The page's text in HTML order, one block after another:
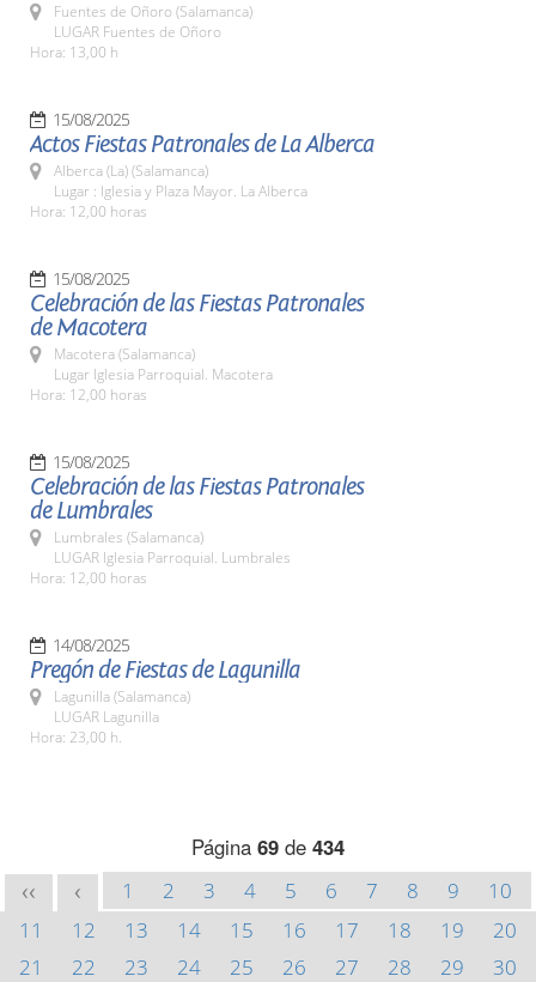
Fuentes de Oñoro (Salamanca)
LUGAR Fuentes de Oñoro
Hora: 13,00 h
15/08/2025
Actos Fiestas Patronales de La Alberca
Alberca (La) (Salamanca)
Lugar : Iglesia y Plaza Mayor. La Alberca
Hora: 12,00 horas
15/08/2025
Celebración de las Fiestas Patronales
de Macotera
Macotera (Salamanca)
Lugar Iglesia Parroquial. Macotera
Hora: 12,00 horas
15/08/2025
Celebración de las Fiestas Patronales
de Lumbrales
Lumbrales (Salamanca)
LUGAR Iglesia Parroquial. Lumbrales
Hora: 12,00 horas
14/08/2025
Pregón de Fiestas de Lagunilla
Lagunilla (Salamanca)
LUGAR Lagunilla
Hora: 23,00 h.
Página 69 de 434
<< < 1 2 3 4 5 6 7 8 9
10
11
12 13 14 15 16 17 18 19
20
21
22 23 24 25 26 27 28 29
30